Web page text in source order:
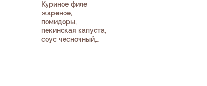
Куриное филе
жареное,
помидоры,
пекинская капуста,
соус чесночный,